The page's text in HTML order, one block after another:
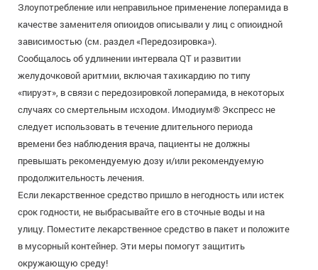
Злоупотребление или неправильное применение лоперамида в
качестве заменителя опиоидов описывали у лиц с опиоидной
зависимостью (см. раздел «Передозировка»).
Сообщалось об удлинении интервала QT и развитии
желудочковой аритмии, включая тахикардию по типу
«пируэт», в связи с передозировкой лоперамида, в некоторых
случаях со смертельным исходом. Имодиум® Экспресс не
следует использовать в течение длительного периода
времени без наблюдения врача, пациенты не должны
превышать рекомендуемую дозу и/или рекомендуемую
продолжительность лечения.
Если лекарственное средство пришло в негодность или истек
срок годности, не выбрасывайте его в сточные воды и на
улицу. Поместите лекарственное средство в пакет и положите
в мусорный контейнер. Эти меры помогут защитить
окружающую среду!